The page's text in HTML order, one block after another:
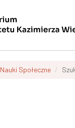
Nauki Społeczne